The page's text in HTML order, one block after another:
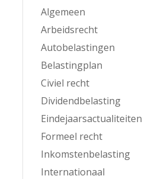
Algemeen
Arbeidsrecht
Autobelastingen
Belastingplan
Civiel recht
Dividendbelasting
Eindejaarsactualiteiten
Formeel recht
Inkomstenbelasting
Internationaal